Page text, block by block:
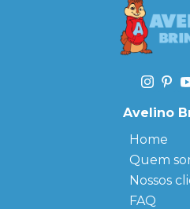
Avelino
Home
Quem
Nossos
FAQ